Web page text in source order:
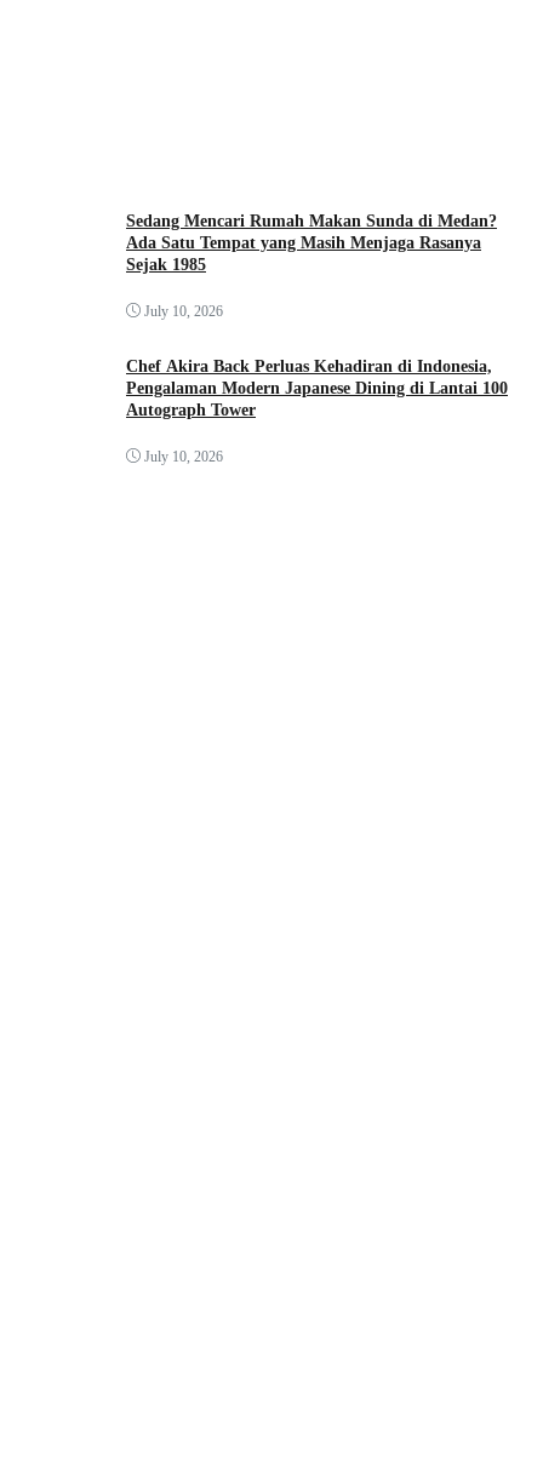
Sedang Mencari Rumah Makan Sunda di Medan?
Ada Satu Tempat yang Masih Menjaga Rasanya
Sejak 1985
July 10, 2026
Chef Akira Back Perluas Kehadiran di Indonesia,
Pengalaman Modern Japanese Dining di Lantai 100
Autograph Tower
July 10, 2026